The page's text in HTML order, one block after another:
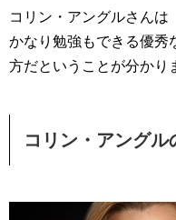
コリン・アングルさんは
かなり勉強もできる優秀
方だということが分かり
コリン・アングル